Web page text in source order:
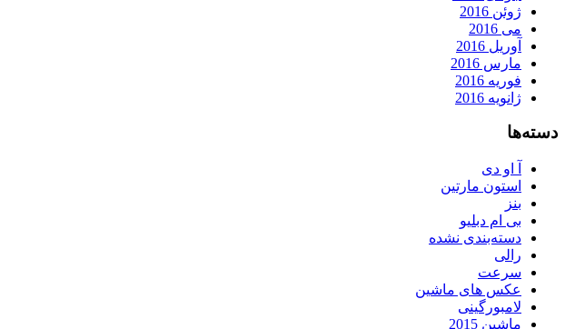
ژوئن 2016
می 2016
آوریل 2016
مارس 2016
فوریه 2016
ژانویه 2016
دسته‌ها
آ او دی
استون مارتین
بنز
بی ام دبلیو
دسته‌بندی نشده
رالی
سرعت
عکس های ماشین
لامبورگینی
ماشین 2015